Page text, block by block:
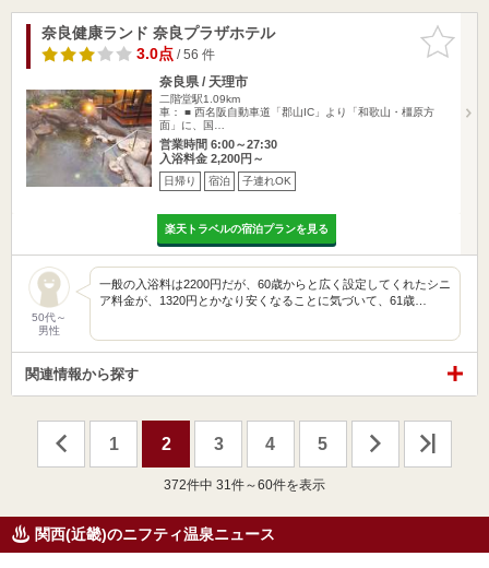
お気に入
りに追加
奈良健康ランド 奈良プラザホテル
3.0点/ 56 件
奈良県 / 天理市
二階堂駅1.09km
車： ■ 西名阪自動車道「郡山IC」より「和歌山・橿原方
面」に、国…
営業時間 6:00～27:30
入浴料金 2,200円～
日帰り 宿泊 子連れOK
楽天トラベルの宿泊プランを見る
50代～
男性
一般の入浴料は2200円だが、60歳からと広く設定してくれたシニ
ア料金が、1320円とかなり安くなることに気づいて、61歳…
関連情報から探す
1 2 3 4 5
372件中 31件～60件を表示
関西(近畿)のニフティ温泉ニュース